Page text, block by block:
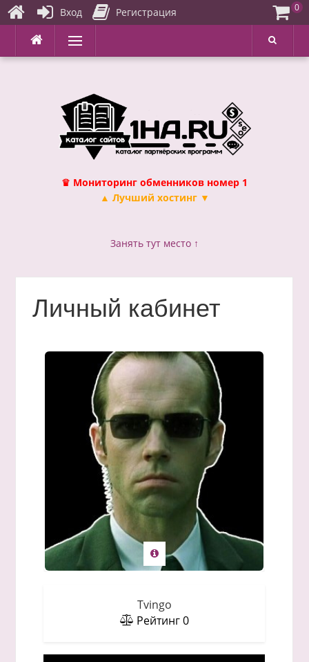
Перейти
содержимому
Меню
♛ Мониторинг обменников номер 1
▲ Лучший хостинг ▼
Занять тут место ↑
Личный кабинет
Tvingo
Рейтинг0
Вход Регистрация 0